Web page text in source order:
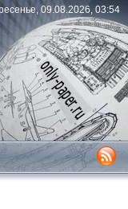
09.08.2026, 03:54